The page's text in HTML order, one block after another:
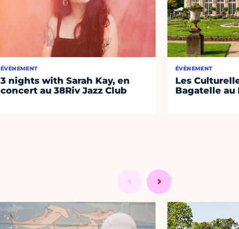
ÉVÈNEMENT
3 nights with Sarah Kay, en
concert au 38Riv Jazz Club
ÉVÈNEMENT
Les
Bagatelle au